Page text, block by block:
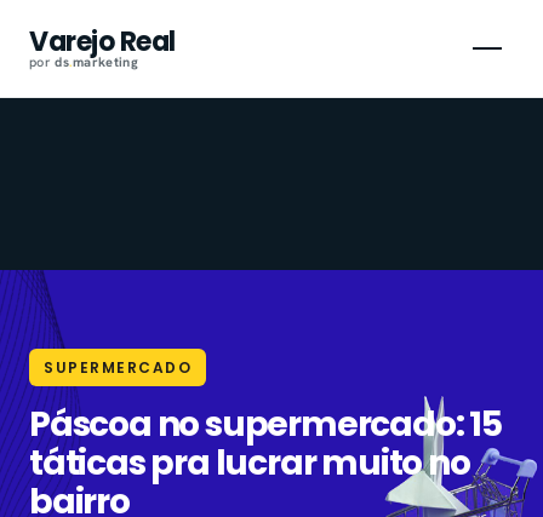
paraVarejo Real
pords.marketing
SUPERMERCADO
Páscoa no supermercado: 15
táticas pra lucrar muito no
bairro